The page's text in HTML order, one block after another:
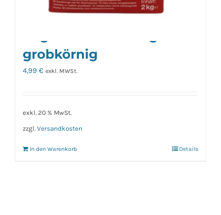
grobkörnig
4,99 € exkl. MWSt.
exkl. 20 % MwSt.
zzgl. Versandkosten
In den Warenkorb Details